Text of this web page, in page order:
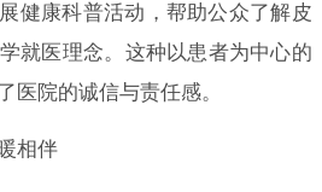
健康科普活动，帮助公众了解皮
就医理念。这种以患者为中心的
医院的诚信与责任感。
相伴